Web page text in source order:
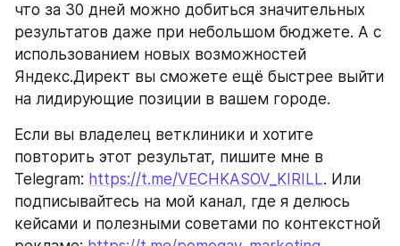
что за 30 дней можно добиться значительных
результатов даже при небольшом бюджете. А с
использованием новых возможностей
Яндекс.Директ вы сможете ещё быстрее выйти
на лидирующие позиции в вашем городе.
Если вы владелец ветклиники и хотите
повторить этот результат, пишите мне в
Telegram: https://t.me/VECHKASOV_KIRILL. Или
подписывайтесь на мой канал, где я делюсь
кейсами и полезными советами по контекстной